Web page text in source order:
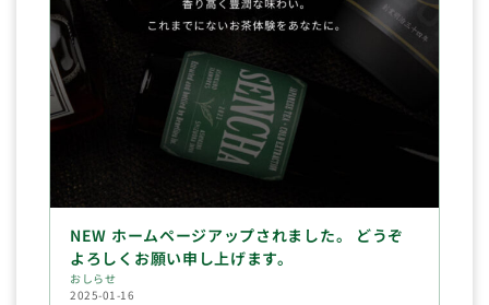
NEW ホームページアップされました。 どうぞ
よろしくお願い申し上げます。
おしらせ
2025-01-16